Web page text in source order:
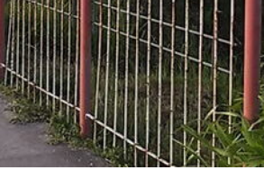
participam de
Comitê de
do ConCidades
da Iguá
rejeitam
da empresa
Chapa 1
eleição
25 de julho de 2026
Eleição
24